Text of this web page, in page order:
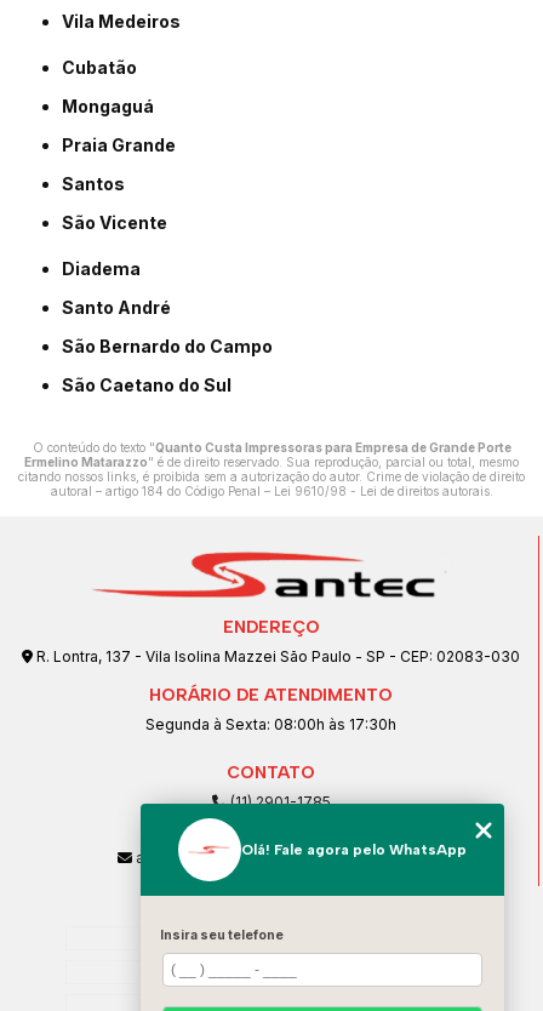
Vila Medeiros
Cubatão
Mongaguá
Praia Grande
Santos
São Vicente
Diadema
Santo André
São Bernardo do Campo
São Caetano do Sul
O conteúdo do texto "Quanto Custa Impressoras para Empresa de Grande Porte
Ermelino Matarazzo" é de direito reservado. Sua reprodução, parcial ou total, mesmo
citando nossos links, é proibida sem a autorização do autor. Crime de violação de direito
autoral – artigo 184 do Código Penal –
Lei 9610/98 - Lei de direitos autorais.
ENDEREÇO
R. Lontra, 137 - Vila Isolina Mazzei São Paulo - SP - CEP: 02083-030
HORÁRIO DE ATENDIMENTO
Segunda à Sexta: 08:00h às 17:30h
CONTATO
(11) 2901-1785
(11) 99239-1832
atendimento@santeccopiadoras.com.br
Home
Empresa
SERVIÇOS
Olá! Fale agora pelo WhatsApp
Insira seu telefone